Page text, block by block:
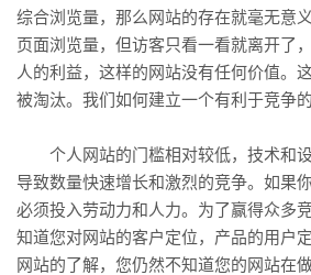
综合浏览量，那么网站的存在就毫无意
页面浏览量，但访客只看一看就离开了
人的利益，这样的网站没有任何价值。
被淘汰。我们如何建立一个有利于竞争
个人网站的门槛相对较低，技术和设
导致数量快速增长和激烈的竞争。如果
必须投入劳动力和人力。为了赢得众多
知道您对网站的客户定位，产品的用户
网站的了解，您仍然不知道您的网站在